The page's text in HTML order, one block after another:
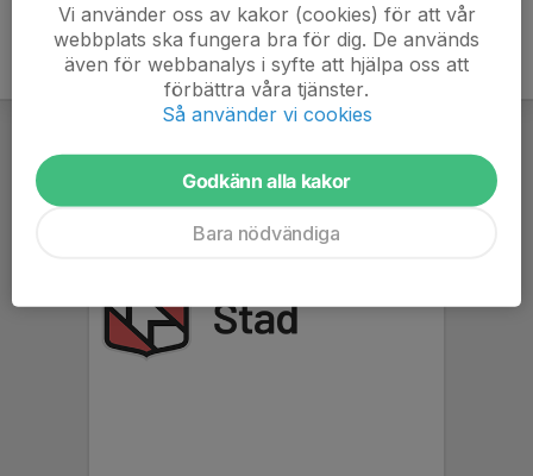
Vi använder oss av kakor (cookies) för att vår
webbplats ska fungera bra för dig. De används
även för webbanalys i syfte att hjälpa oss att
förbättra våra tjänster.
Så använder vi cookies
Godkänn alla kakor
Bara nödvändiga